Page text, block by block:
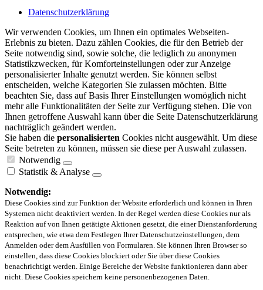
Datenschutzerklärung
Wir verwenden Cookies, um Ihnen ein optimales Webseiten-
Erlebnis zu bieten. Dazu zählen Cookies, die für den Betrieb der
Seite notwendig sind, sowie solche, die lediglich zu anonymen
Statistikzwecken, für Komforteinstellungen oder zur Anzeige
personalisierter Inhalte genutzt werden. Sie können selbst
entscheiden, welche Kategorien Sie zulassen möchten. Bitte
beachten Sie, dass auf Basis Ihrer Einstellungen womöglich nicht
mehr alle Funktionalitäten der Seite zur Verfügung stehen. Die von
Ihnen getroffene Auswahl kann über die Seite Datenschutzerklärung
nachträglich geändert werden.
Sie haben die personalisierten Cookies nicht ausgewählt. Um diese
Seite betreten zu können, müssen sie diese per Auswahl zulassen.
Notwendig
Statistik & Analyse
Notwendig:
Diese Cookies sind zur Funktion der Website erforderlich und können in Ihren
Systemen nicht deaktiviert werden. In der Regel werden diese Cookies nur als
Reaktion auf von Ihnen getätigte Aktionen gesetzt, die einer Dienstanforderung
entsprechen, wie etwa dem Festlegen Ihrer Datenschutzeinstellungen, dem
Anmelden oder dem Ausfüllen von Formularen. Sie können Ihren Browser so
einstellen, dass diese Cookies blockiert oder Sie über diese Cookies
benachrichtigt werden. Einige Bereiche der Website funktionieren dann aber
nicht. Diese Cookies speichern keine personenbezogenen Daten.